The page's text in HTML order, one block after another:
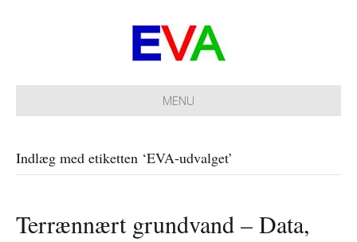
MENU
Indlæg med etiketten ‘EVA-udvalget’
Terrænnært grundvand – Data,